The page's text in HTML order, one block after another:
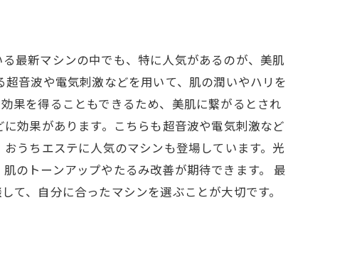
最新マシンの中でも、特に人気があるのが、美肌
音波や電気刺激などを用いて、肌の潤いやハリを
果を得ることもできるため、美肌に繋がるとされ
効果があります。こちらも超音波や電気刺激など
うちエステに人気のマシンも登場しています。光
のトーンアップやたるみ改善が期待できます。 最
、自分に合ったマシンを選ぶことが大切です。